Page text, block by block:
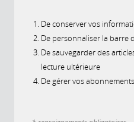
De conserver vos
De personnaliser la barre
De sauvegarder des
lecture ultérieure
De gérer vos